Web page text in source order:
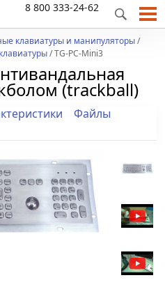
8 800 333-24-62
клавиатуры и манипуляторы/
/ TG-PC-Mini3
(trackball)
Файлы